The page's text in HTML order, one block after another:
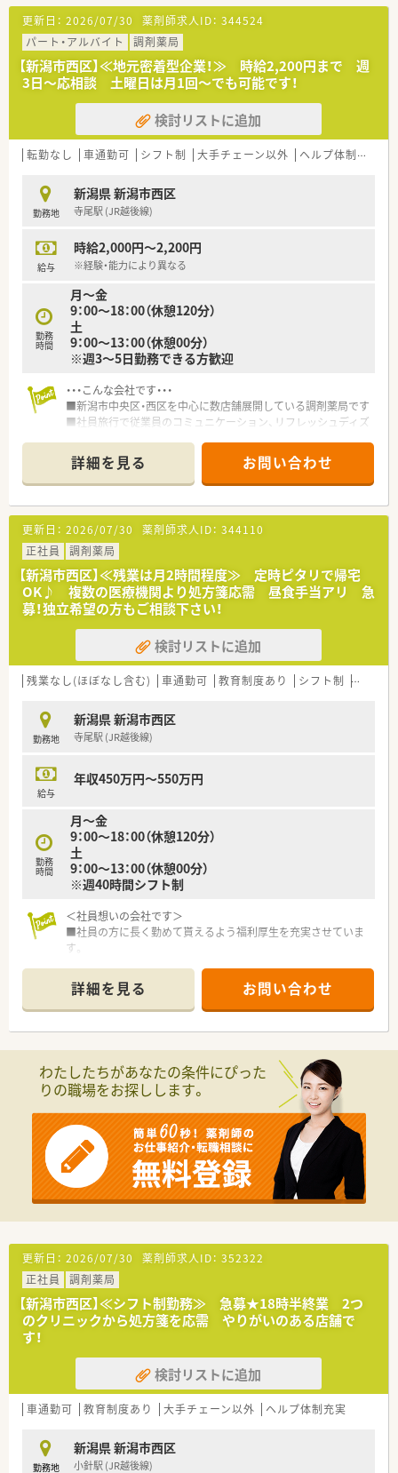
【こんな方にオススメ】
■新潟県内で腰を据えて長く働きたい方や、業界内でも高い水準
の年収を確保しながら安定した生活を送りたい方に最適です。
■連続休暇制度を利用してプライベートの時間を大切にしたい
方や、子育て支援が充実した環境で働きたい方にお勧めします。
■在宅医療の経験をしっかりと積みたい方や、手厚い人員配置の
中で患者満足度を高める仕事に専念したいという方にぴったり
【こんな方が活躍中】
から40代の若手薬剤師が、店舗運営の中心となって活躍中です。
■産前産後休暇や育児休暇の取得後に復職したスタッフが多く、
ライフステージが変わっても第一線で働き続ける人が多数いま
■在宅業務や新薬開発に高い関心を持つスタッフが、これからの
時代に求められるスキルを自ら積極的に磨きながら活躍してい
【やりがい/おすすめポイント】
■地域の「いつもの薬局」として患者さんから信頼されることに
大きなやりがいを感じ、薬剤師としての誇りを持って働けます。
■各種表彰制度により自分の頑張りが目に見える形で還元され
■医師との強い連携があるため安定した運営が見込めるほか、研
修が業務時間内に行われるなど無理なく学び続けられる環境で
す。
更新日： 2026/07/30 薬剤師求人ID： 344524
パート・アルバイト
調剤薬局
【新潟市西区】≪地元密着型企業！≫ 時給2,200円まで 週
3日～応相談 土曜日は月1回～でも可能です！
検討リストに追加
転勤なし 車通勤可 シフト制 大手チェーン以外 ヘルプ体制充実
勤務地
新潟県 新潟市西区
寺尾駅 (JR越後線)
給与
時給2,000円～2,200円
※経験・能力により異なる
勤務
時間
月～金
9：00～18：00（休憩120分）
土
9：00～13：00（休憩00分）
※週3～5日勤務できる方歓迎
・・・こんな会社です・・・
■新潟市中央区・西区を中心に数店舗展開している調剤薬局です
■社員旅行で従業員のコミュニケーション、リフレッシュディズ
■薬剤師育成奨学金制度あります。
月額５万円を支給(新卒・既卒対象：会社規定による)
詳細を見る お問い合わせ
更新日： 2026/07/30 薬剤師求人ID： 344110
正社員
調剤薬局
【新潟市西区】≪残業は月2時間程度≫ 定時ピタリで帰宅
OK♪ 複数の医療機関より処方箋応需 昼食手当アリ 急
募！独立希望の方もご相談下さい！
検討リストに追加
残業なし(ほぼなし含む) 車通勤可 教育制度あり シフト制 大手チ
勤務地
新潟県 新潟市西区
寺尾駅 (JR越後線)
給与
年収450万円～550万円
勤務
時間
月～金
9：00～18：00（休憩120分）
土
9：00～13：00（休憩00分）
※週40時間シフト制
＜社員想いの会社です＞
■社員の方に長く勤めて貰えるよう福利厚生を充実させていま
す。
の場合：旅行券5万円分＋特別休暇3日）。
■月額5万円までの薬剤師育成奨学金制度がございます（新卒・既
卒対象：会社規定による）。
■試用期間後から昼食手当が月7,000円まで支給されます。
■複数の病院・クリニックから処方箋を応需しています。
■主に内科、脳外科、眼科がメインとなりますが、年間受付医療
■処方枚数は1日70枚程度。薬剤師さん常時2名、事務さん2～3
名体制で店舗を運営しています。
■個人在宅も1件担当しており、基本的には管理薬剤師さんが対
応しています。
■残業は月2時間程とほぼ定時で帰宅することができます。
＜社会人としてレベルアップできます＞
ールに加え、社会人としての教育スケジュールも並行して実施し
ます。
■毎月の会議では「どうしたら患者さんに喜んでもらえるのか」
を社員同士で話し合い、各自スキルアップを図ります。
■独立希望がある方には、フランチャイズ契約により将来的に店
舗の１つを継承することも検討可能です。
＜こんな企業です＞
■新潟県新潟市内に5店舗の調剤薬局を運営しています。
■地域密着型の経営方針ですので、転居を伴う異動はございませ
ん。
しの良い社風です。
■勤続年数が15年を超えるベテラン社員の方も多く、サポート
詳細を見る お問い合わせ
わたしたちがあなたの条件にぴった
りの職場をお探しします。
更新日： 2026/07/30 薬剤師求人ID： 352322
正社員
調剤薬局
【新潟市西区】≪シフト制勤務≫ 急募★18時半終業 2つ
のクリニックから処方箋を応需 やりがいのある店舗で
す！
検討リストに追加
車通勤可 教育制度あり 大手チェーン以外 ヘルプ体制充実
勤務地
新潟県 新潟市西区
小針駅 (JR越後線)